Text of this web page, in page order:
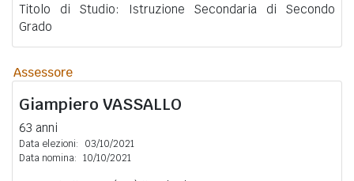
Titolo di Studio: Istruzione Secondaria di Secondo
Grado
Assessore
Giampiero VASSALLO
63 anni
Data elezioni:
03/10/2021
Data nomina: 10/10/2021